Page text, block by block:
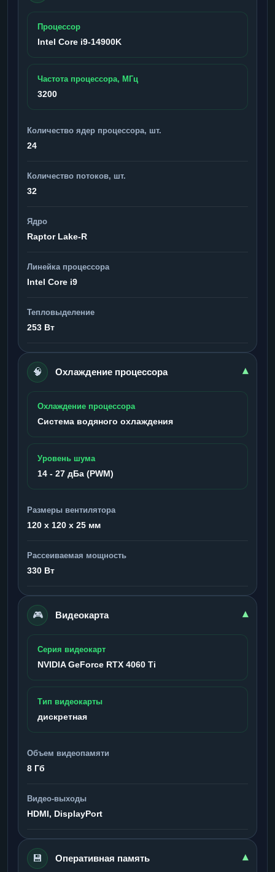
Процессор
Intel Core i9-14900K
Частота процессора, МГц
3200
Количество ядер процессора, шт.
24
Количество потоков, шт.
32
Ядро
Raptor Lake-R
Линейка процессора
Intel Core i9
Тепловыделение
253 Вт
🧠 Охлаждение процессора ▾
Охлаждение процессора
Система водяного охлаждения
Уровень шума
14 - 27 дБа (PWM)
Размеры вентилятора
120 x 120 x 25 мм
Рассеиваемая мощность
330 Вт
🎮 Видеокарта ▾
Серия видеокарт
NVIDIA GeForce RTX 4060 Ti
Тип видеокарты
дискретная
Объем видеопамяти
8 Гб
Видео-выходы
HDMI, DisplayPort
💾 Оперативная память ▾